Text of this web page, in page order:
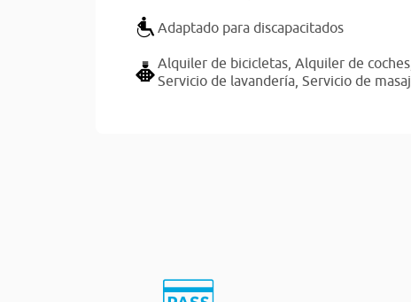
Adaptado para discapacitados
Alquiler de bicicletas, Alquiler de coches,
Servicio de lavandería, Servicio de